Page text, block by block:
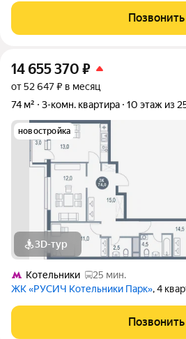
несколько дней! Реально крутая и
квартира 78,3 м2 (с
Позвонить
14 655 370 ₽
от 52 647 ₽ в месяц
74 м²
3-комн. квартира 10 этаж из
новостройка
3D-тур
Котельники
25 мин.
ЖК «РУСИЧ Котельники Парк», 4
Позвонить